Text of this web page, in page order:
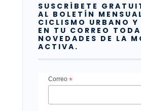
SUSCRÍBETE
AL BOLETÍN
CICLISMO URBANO Y
EN TU CORREO
NOVEDADES DE LA
ACTIVA.
Correo *